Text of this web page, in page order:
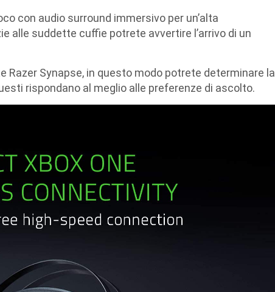
con audio surround immersivo per un’alta
alle suddette cuffie potrete avvertire l’arrivo di un
Razer Synapse, in questo modo potrete determinare la
rispondano al meglio alle preferenze di ascolto.